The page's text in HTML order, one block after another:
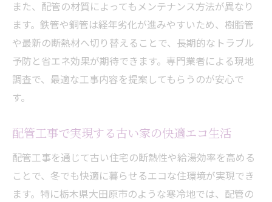
また、配管の材質によってもメンテナンス方法が異なり
ます。鉄管や銅管は経年劣化が進みやすいため、樹脂管
や最新の断熱材へ切り替えることで、長期的なトラブル
予防と省エネ効果が期待できます。専門業者による現地
調査で、最適な工事内容を提案してもらうのが安心で
す。
配管工事で実現する古い家の快適エコ生活
配管工事を通じて古い住宅の断熱性や給湯効率を高める
ことで、冬でも快適に暮らせるエコな住環境が実現でき
ます。特に栃木県大田原市のような寒冷地では、配管の